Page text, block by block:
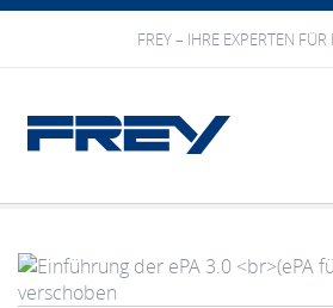
FREY – IHRE EXPERTEN FÜR